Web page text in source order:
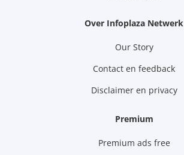
Over Infoplaza Netwerk
Our Story
Contact en feedback
Disclaimer en privacy
Premium
Premium ads free